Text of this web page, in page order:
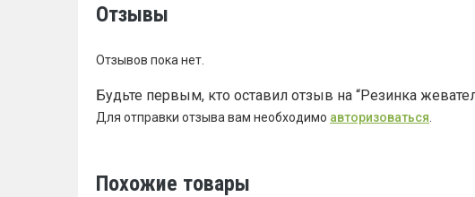
Отзывы
Отзывов пока нет.
Будьте первым, кто оставил отзыв на “Резинка
Для отправки отзыва вам необходимо авторизоваться
Похожие товары